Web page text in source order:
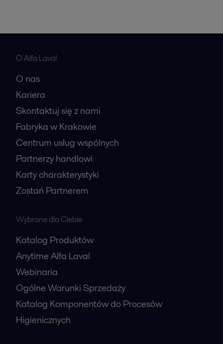
O Alfa Laval
O nas
Kariera
Skontaktuj się z nami
Fabryka w Krakowie
Centrum usług wspólnych
Partnerzy handlowi
Karty charakterystyki
Zostań Partnerem
Wybrane dla Ciebie
Katalog Produktów
Anytime Alfa Laval
Webinaria
Ogólne Warunki Sprzedaży
Katalog Komponentów do Procesów
Higienicznych